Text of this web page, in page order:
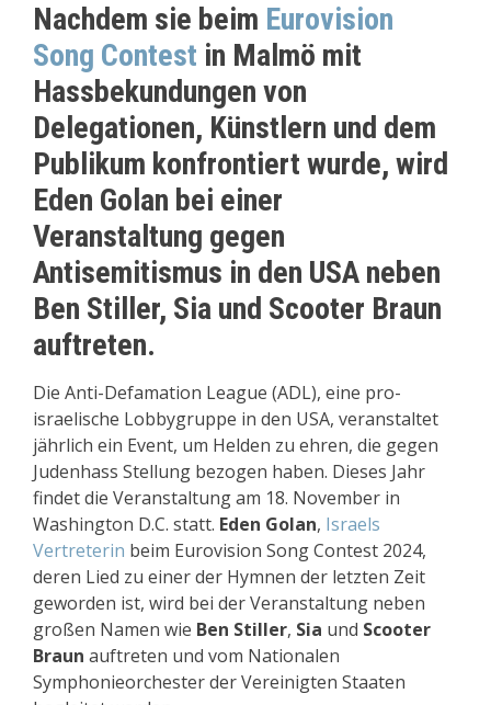
Nachdem sie beim Eurovision
Song Contest in Malmö mit
Hassbekundungen von
Delegationen, Künstlern und dem
Publikum konfrontiert wurde, wird
Eden Golan bei einer
Veranstaltung gegen
Antisemitismus in den USA neben
Ben Stiller, Sia und Scooter Braun
auftreten.
Die Anti-Defamation League (ADL), eine pro-
israelische Lobbygruppe in den USA, veranstaltet
jährlich ein Event, um Helden zu ehren, die gegen
Judenhass Stellung bezogen haben. Dieses Jahr
findet die Veranstaltung am 18. November in
Washington D.C. statt. Eden Golan, Israels
Vertreterin beim Eurovision Song Contest 2024,
deren Lied zu einer der Hymnen der letzten Zeit
geworden ist, wird bei der Veranstaltung neben
großen Namen wie Ben Stiller, Sia und Scooter
Braun auftreten und vom Nationalen
Symphonieorchester der Vereinigten Staaten